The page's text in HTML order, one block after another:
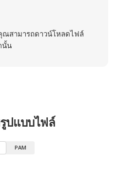
สามารถดาวน์โหลดไฟล์
นั้น
ปแบบไฟล์
PAM